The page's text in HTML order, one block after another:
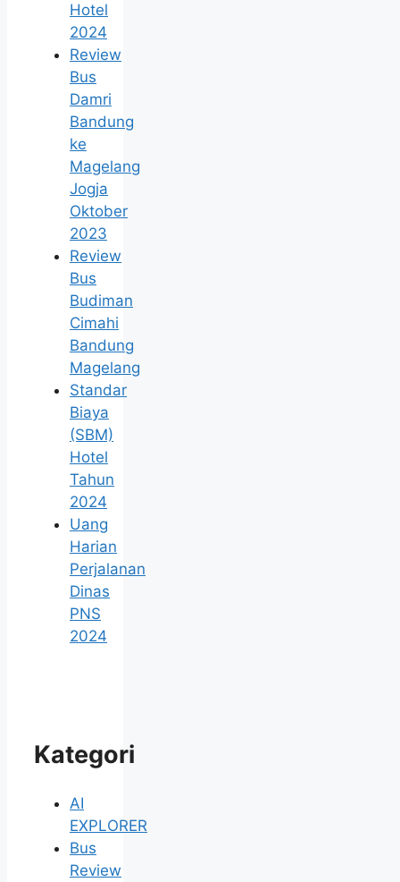
Hotel
2024
Review
Bus
Damri
Bandung
ke
Magelang
Jogja
Oktober
2023
Review
Bus
Budiman
Cimahi
Bandung
Magelang
Standar
Biaya
(SBM)
Hotel
Tahun
2024
Uang
Harian
Perjalanan
Dinas
PNS
2024
Kategori
AI
EXPLORER
Bus
Review